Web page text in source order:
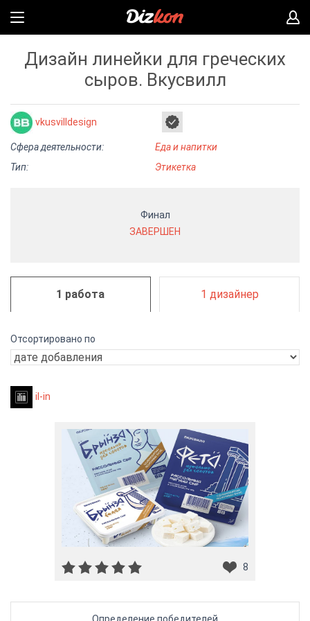
Дизайн линейки для греческих
сыров. Вкусвилл
vkusvilldesign
Сфера деятельности:
Еда и напитки
Тип:
Этикетка
Финал
ЗАВЕРШЕН
1 работа 1 дизайнер
Отсортировано по
il-in
8